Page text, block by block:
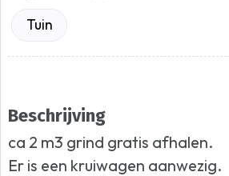
Tuin
Beschrijving
ca 2 m3 grind gratis afhalen.
Er is een kruiwagen aanwezig.